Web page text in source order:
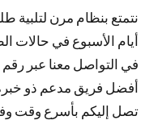
أيام الأسبوع في حالات
في التواصل معنا عبر
أفضل فريق مدعم ذو
تصل إليكم بأسرع وقت